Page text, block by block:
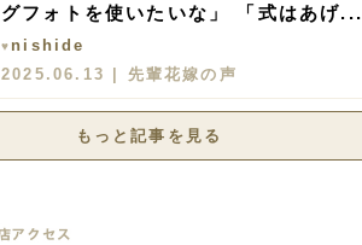
グフォトを使いたいな」 「式はあげ...
♥ nishide
2025.06.13 |
先輩花嫁の声
もっと記事を見る